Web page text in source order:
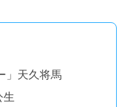
」天久将馬
生